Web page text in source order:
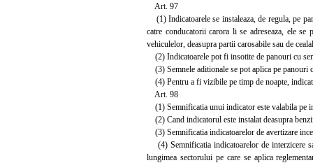
Art. 97
(1) Indicatoarele se instaleaza, de regula, pe
catre conducatorii carora li se adreseaza, ele
vehiculelor, deasupra partii carosabile sau de
(2) Indicatoarele pot fi insotite de panouri cu
(3) Semnele aditionale se pot aplica pe panouri
(4) Pentru a fi vizibile pe timp de noapte,
Art. 98
(1) Semnificatia unui indicator este valabila pe
(2) Cand indicatorul este instalat deasupra
(3) Semnificatia indicatoarelor de avertizare
(4) Semnificatia indicatoarelor de interzicere
lungimea sectorului pe care se aplica